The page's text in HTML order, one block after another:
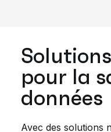
pour la
données
Avec des solutions